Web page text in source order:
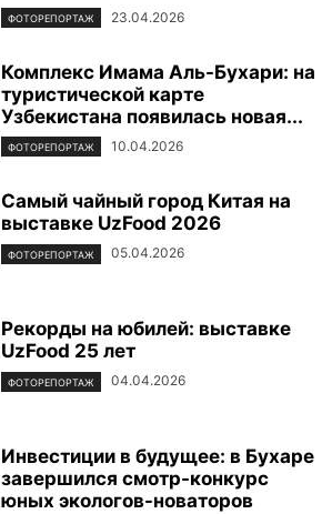
ФОТОРЕПОРТАЖ 23.04.2026
Комплекс Имама Аль-Бухари: на
туристической карте
Узбекистана появилась новая...
ФОТОРЕПОРТАЖ 10.04.2026
Самый чайный город Китая на
выставке UzFood 2026
ФОТОРЕПОРТАЖ 05.04.2026
Рекорды на юбилей: выставке
UzFood 25 лет
ФОТОРЕПОРТАЖ 04.04.2026
Инвестиции в будущее: в Бухаре
завершился смотр-конкурс
юных экологов-новаторов